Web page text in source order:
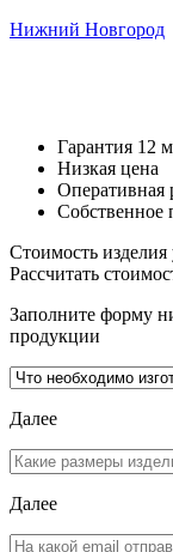
Нижний Новгород
Гарантия 12
Низкая цена
Оперативная
Собственное
Стоимость изделия
Рассчитать
Заполните форму
продукции
Далее
Далее